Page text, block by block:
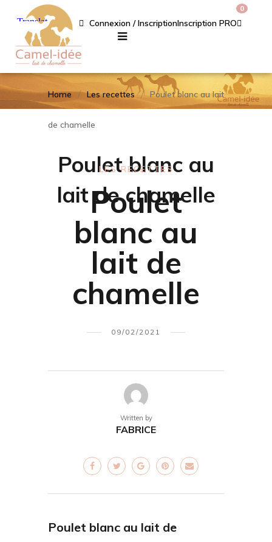
Connexion / InscriptionInscription PRO
0
Home Les recettes Poulet blanc au lait
de chamelle
Poulet blanc au
lait de chamelle
LES RECETTES
Poulet
blanc au
lait de
chamelle
09/02/2021
Written by
FABRICE
Poulet blanc au lait de